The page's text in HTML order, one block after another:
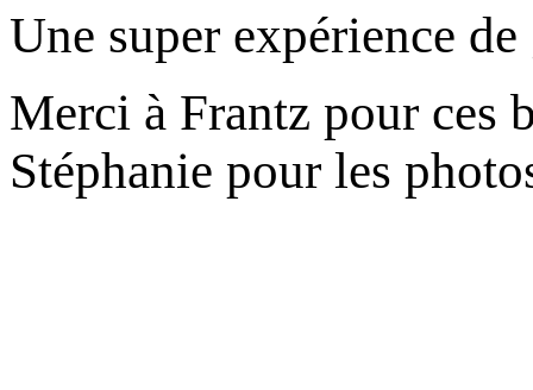
Une super expérience
Merci à Frantz pour ces
Stéphanie pour les